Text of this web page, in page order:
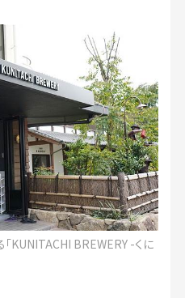
KUNITACHI BREWERY -くに